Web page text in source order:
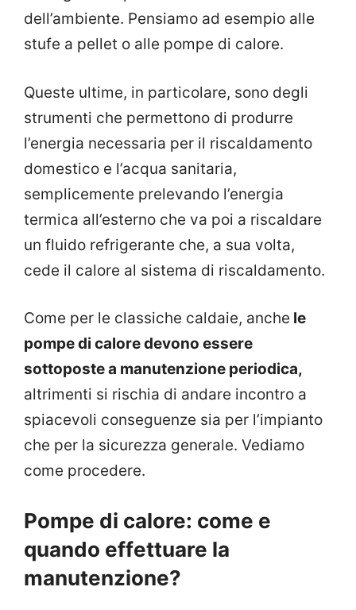
dell’ambiente. Pensiamo ad esempio alle
stufe a pellet o alle pompe di calore.
Queste ultime, in particolare, sono degli
strumenti che permettono di produrre
l’energia necessaria per il riscaldamento
domestico e l’acqua sanitaria,
semplicemente prelevando l’energia
termica all’esterno che va poi a riscaldare
un fluido refrigerante che, a sua volta,
cede il calore al sistema di riscaldamento.
Come per le classiche caldaie, anche le
pompe di calore devono essere
sottoposte a manutenzione periodica,
altrimenti si rischia di andare incontro a
spiacevoli conseguenze sia per l’impianto
che per la sicurezza generale. Vediamo
come procedere.
Pompe di calore: come e
quando effettuare la
manutenzione?